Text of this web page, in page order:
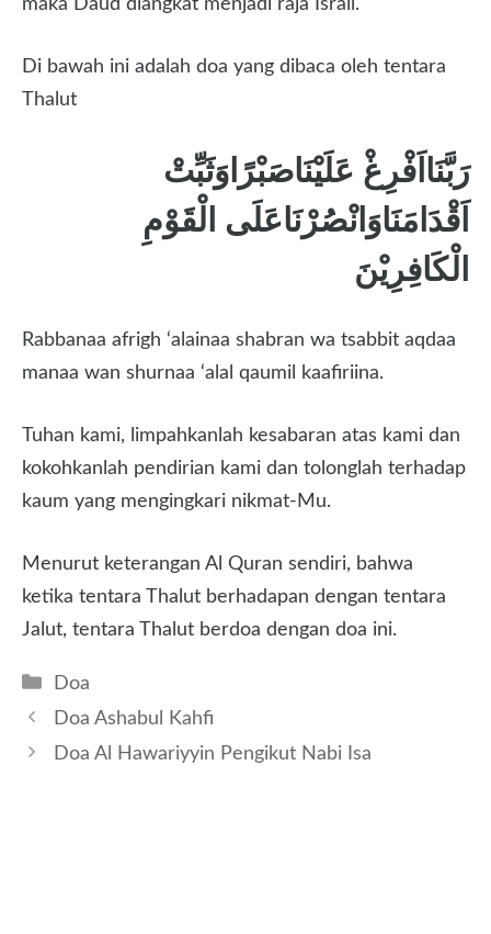
maka Daud diangkat menjadi raja Israil.
Di bawah ini adalah doa yang dibaca oleh tentara
Thalut
رَبَّنَااَفْرِغْ عَلَيْنَاصَبْرًاوَثَبِّتْ
اَقْدَامَنَاوَانْصُرْنَاعَلَى الْقَوْمِ
الْكَافِرِيْنَ
Rabbanaa afrigh ‘alainaa shabran wa tsabbit aqdaa
manaa wan shurnaa ‘alal qaumil kaafiriina.
Tuhan kami, limpahkanlah kesabaran atas kami dan
kokohkanlah pendirian kami dan tolonglah terhadap
kaum yang mengingkari nikmat-Mu.
Menurut keterangan Al Quran sendiri, bahwa
ketika tentara Thalut berhadapan dengan tentara
Jalut, tentara Thalut berdoa dengan doa ini.
Kategori
Doa
Doa Ashabul Kahfi
Doa Al Hawariyyin Pengikut Nabi Isa